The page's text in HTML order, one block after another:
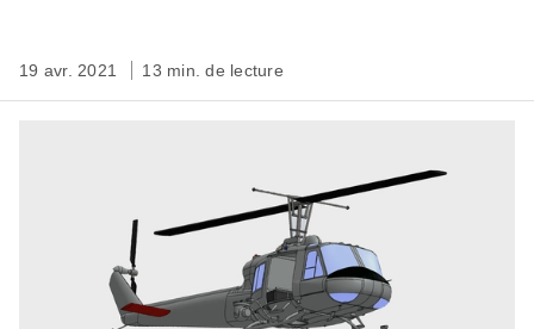
19 avr. 2021 13 min. de lecture